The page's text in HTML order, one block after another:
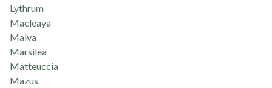
Lythrum
Macleaya
Malva
Marsilea
Matteuccia
Mazus